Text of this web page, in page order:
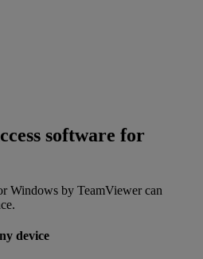
software for
Windows by TeamViewer can
device